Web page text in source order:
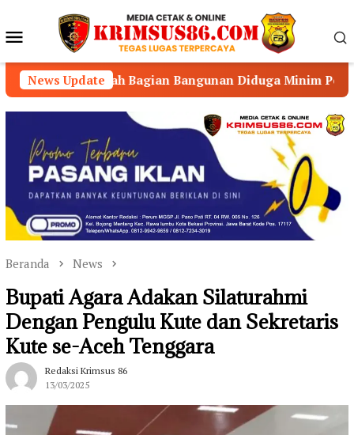
konten Menu
Mobile
News Update
Bangunan Diduga Minim Perawatan
Beranda News
Bupati Agara Adakan Silaturahmi
Dengan Pengulu Kute dan Sekretaris
Kute se-Aceh Tenggara
Redaksi Krimsus 86
13/03/2025